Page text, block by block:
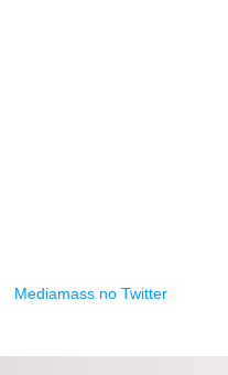
Mediamass no Twitter